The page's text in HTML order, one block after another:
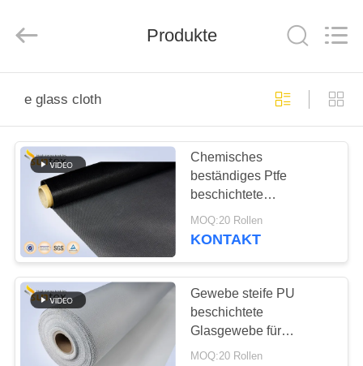
HAUSE
PRODUKTE
ÜBER
UNS
WERKSBESICHTIGUNG
QUALITÄTSKONTROLLE
Co.,Ltd..
Produkte
e glass cloth
Chemisches
beständiges Ptfe
beschichtete
Feuerschutz-
Wärmedämmungs-
580g
MOQ:20 Rollen
KONTAKT
Gewebe steife PU
beschichtete
Glasgewebe für
feuerbeständige
MOQ:20 Rollen